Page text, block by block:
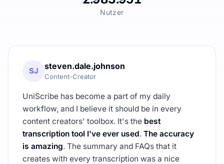
Nutzer
SJ steven.dale.johnson
Content-Creator
UniScribe has become a part of my daily
workflow, and I believe it should be in every
content creators' toolbox. It's the best
transcription tool I've ever used. The accuracy
is amazing. The summary and FAQs that it
creates with every transcription was a nice